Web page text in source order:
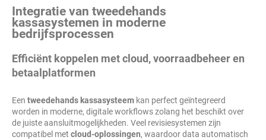
Integratie van tweedehands
kassasystemen in moderne
bedrijfsprocessen
Efficiënt koppelen met cloud, voorraadbeheer en
betaalplatformen
Een tweedehands kassasysteem kan perfect geïntegreerd
worden in moderne, digitale workflows zolang het beschikt over
de juiste aansluitmogelijkheden. Veel revisiesystemen zijn
compatibel met cloud-oplossingen, waardoor data automatisch